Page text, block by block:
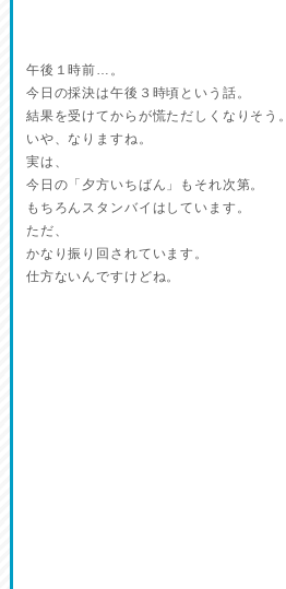
午後１時前…。
今日の採決は午後３時頃という話。
結果を受けてからが慌ただしくなりそう。
いや、なりますね。
実は、
今日の「夕方いちばん」もそれ次第。
もちろんスタンバイはしています。
ただ、
かなり振り回されています。
仕方ないんですけどね。